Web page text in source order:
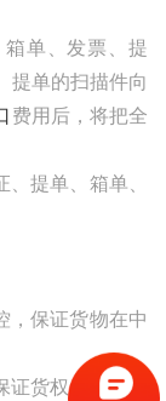
单、发票、提
提单的扫描件向
费用后，将把全
、提单、箱单、
，保证货物在中
货权自始至终